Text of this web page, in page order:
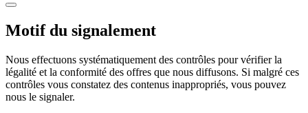
Motif du signalement
Nous effectuons systématiquement des contrôles pour vérifier la
légalité et la conformité des offres que nous diffusons. Si malgré ces
contrôles vous constatez des contenus inappropriés, vous pouvez
nous le signaler.